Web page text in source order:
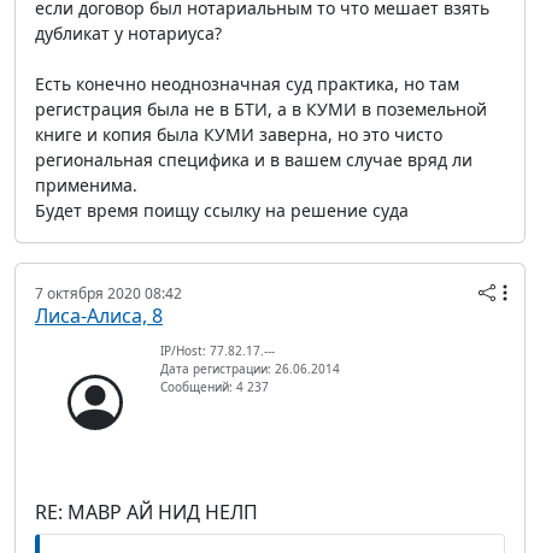
если договор был нотариальным то что мешает взять
дубликат у нотариуса?
Есть конечно неоднозначная суд практика, но там
регистрация была не в БТИ, а в КУМИ в поземельной
книге и копия была КУМИ заверна, но это чисто
региональная специфика и в вашем случае вряд ли
применима.
Будет время поищу ссылку на решение суда
7 октября 2020 08:42
Лиса-Алиса, 8
IP/Host: 77.82.17.---
Дата регистрации: 26.06.2014
Сообщений: 4 237
RE: МАВР АЙ НИД НЕЛП